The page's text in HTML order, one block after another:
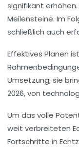
signifikant
Meilensteine. Im
schließlich auch
Effektives Planen
Umsetzung; sie
2026, von
Um das volle
weit verbreiteten
Fortschritte in